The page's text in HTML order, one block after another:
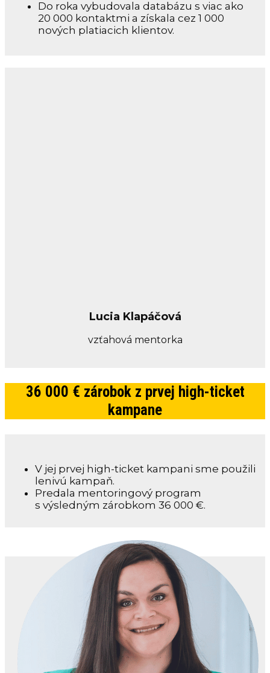
Do roka vybudovala databázu s viac ako
20 000 kontaktmi a získala cez 1 000
nových platiacich klientov.
Lucia Klapáčová
vzťahová mentorka
36 000 € zárobok z prvej high-ticket
kampane
V jej prvej high-ticket kampani sme použili
lenivú kampaň.
Predala mentoringový program
s výsledným zárobkom 36 000 €.